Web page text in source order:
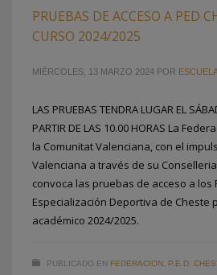
PRUEBAS DE ACCESO A PED
CURSO 2024/2025
MIÉRCOLES, 13 MARZO 2024 POR
LAS PRUEBAS TENDRA LUGAR EL
PARTIR DE LAS 10.00 HORAS La
la Comunitat Valenciana, con el
Valenciana a través de su
convoca las pruebas de acceso a los
Especialización Deportiva de Cheste
académico 2024/2025.
PUBLICADO EN FEDERACION P.E.D.